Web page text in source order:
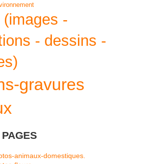
-
- dessins -
gravures
animaux-domestiques.